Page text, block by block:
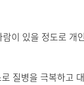
이 있을 정도로 개
질병을 극복하고